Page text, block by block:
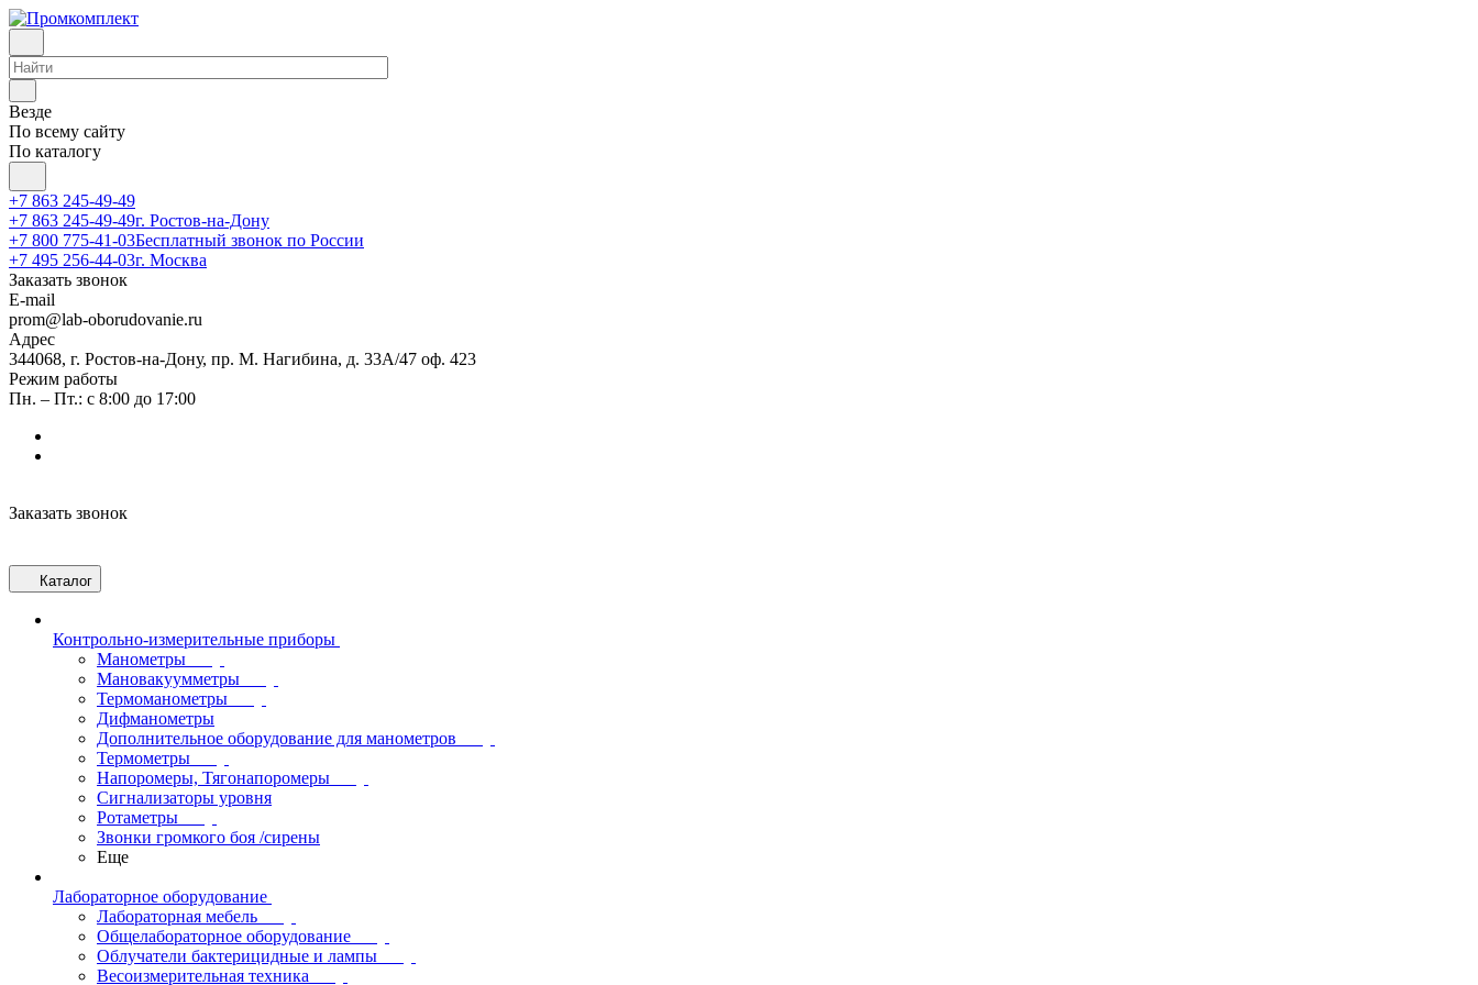
Везде
По всему сайту
По каталогу
+7 863 245-49-49
+7 863 245-49-49г. Ростов-на-Дону
+7 800 775-41-03Бесплатный звонок по России
+7 495 256-44-03г. Москва
Заказать звонок
E-mail
prom@lab-oborudovanie.ru
Адрес
344068, г. Ростов-на-Дону, пр. М. Нагибина, д. 33А/47 оф. 423
Режим работы
Пн. – Пт.: с 8:00 до 17:00
Заказать звонок
Каталог
Контрольно-измерительные приборы
Манометры
Мановакуумметры
Термоманометры
Дифманометры
Дополнительное оборудование для манометров
Термометры
Напоромеры, Тягонапоромеры
Сигнализаторы уровня
Ротаметры
Звонки громкого боя /сирены
Еще
Лабораторное оборудование
Лабораторная мебель
Общелабораторное оборудование
Облучатели бактерицидные и лампы
Весоизмерительная техника